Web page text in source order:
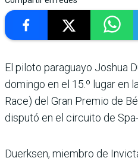
El piloto paraguayo Joshua
domingo en el 15.º lugar en
Race) del Gran Premio de
disputó en el circuito de
Duerksen, miembro de